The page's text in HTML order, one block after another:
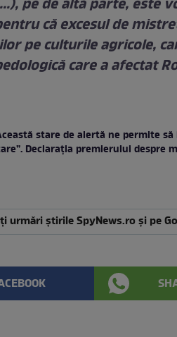
pe de altă parte, este
că excesul de
pe culturile agricole,
care a afectat
stare de alertă ne permite
Declarația premierului despre
urmări știrile SpyNews.ro și pe